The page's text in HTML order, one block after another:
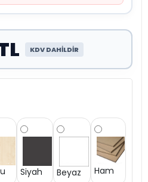
KDV DAHİLDİR
Siyah Beyaz Ham